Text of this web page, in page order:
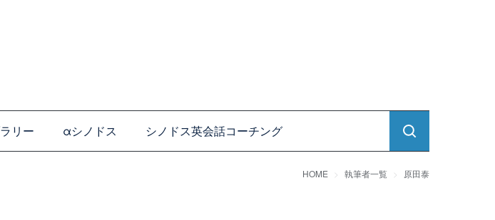
リー αシノドス シノドス英会話コーチング
HOME 執筆者一覧 原田泰